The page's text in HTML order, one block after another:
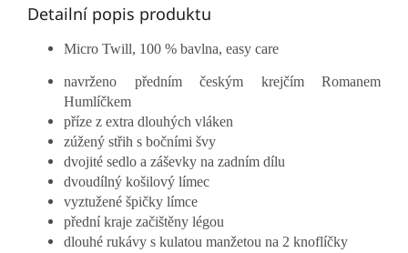
Detailní popis produktu
Micro Twill, 100 % bavlna, easy care
navrženo předním českým krejčím Romanem
Humlíčkem
příze z extra dlouhých vláken
zúžený střih s bočními švy
dvojité sedlo a záševky na zadním dílu
dvoudílný košilový límec
vyztužené špičky límce
přední kraje začištěny légou
dlouhé rukávy s kulatou manžetou na 2 knoflíčky